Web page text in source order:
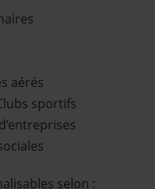
aérés
sportifs
selon :